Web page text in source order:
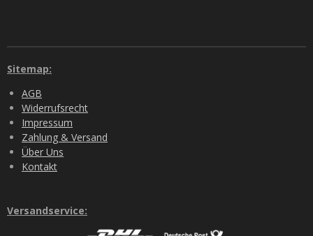
Sitemap:
AGB
Widerrufsrecht
Impressum
Zahlung & Versand
Über Uns
Kontakt
Versandservice: